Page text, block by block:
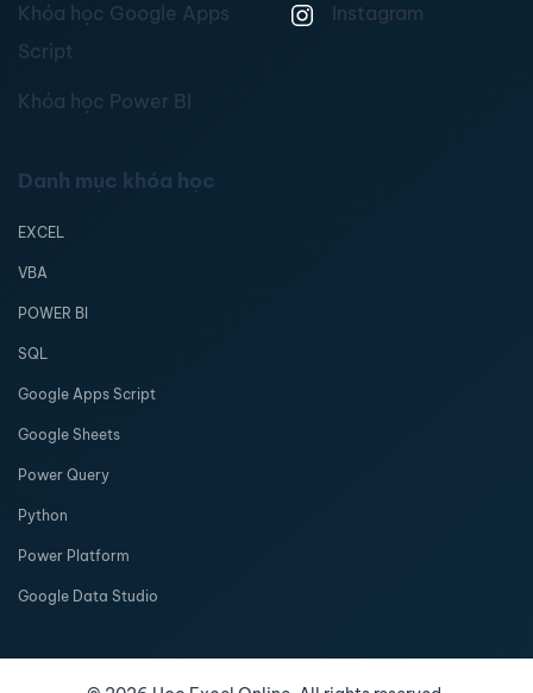
Khóa học Google Apps
Script
Khóa học Power BI
Instagram
Danh mục khóa học
EXCEL
VBA
POWER BI
SQL
Google Apps Script
Google Sheets
Power Query
Python
Power Platform
Google Data Studio